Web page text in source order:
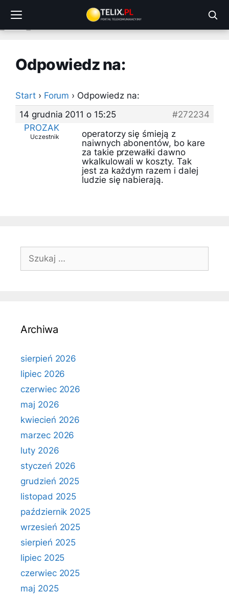
treści
Odpowiedz na:
Start › Forum › Odpowiedz na:
14 grudnia 2011 o 15:25
#272234
PROZAK
Uczestnik
operatorzy się śmieją z
naiwnych abonentów, bo kare
za takie przewałki dawno
wkalkulowali w koszty. Tak
jest za każdym razem i dalej
ludzie się nabierają.
Szukaj:
Archiwa
sierpień 2026
lipiec 2026
czerwiec 2026
maj 2026
kwiecień 2026
marzec 2026
luty 2026
styczeń 2026
grudzień 2025
listopad 2025
październik 2025
wrzesień 2025
sierpień 2025
lipiec 2025
czerwiec 2025
maj 2025